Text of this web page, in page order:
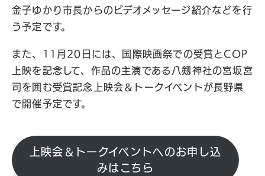
金子ゆかり市長からのビデオメッセージ紹介などを行
う予定です。
また、11月20日には、国際映画祭での受賞とCOP
上映を記念して、作品の主演である八剱神社の宮坂宮
司を囲む受賞記念上映会＆トークイベントが長野県
で開催予定です。
上映会＆トークイベントへのお申し込
みはこちら